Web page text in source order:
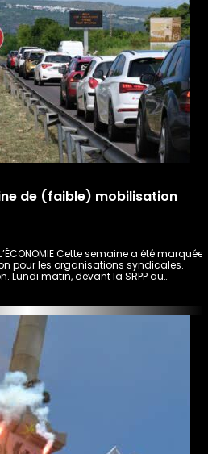
de (faible) mobilisation
L’ÉCONOMIE Cette semaine a été marquée
pour les organisations syndicales.
Lundi matin, devant la SRPP au…